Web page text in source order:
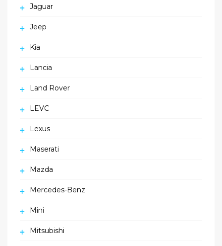
Jaguar
Jeep
Kia
Lancia
Land Rover
LEVC
Lexus
Maserati
Mazda
Mercedes-Benz
Mini
Mitsubishi